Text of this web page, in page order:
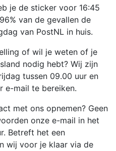
je de sticker voor 16:45
van de gevallen de
van PostNL in huis.
of wil je weten of je
nodig hebt? Wij zijn
tussen 09.00 uur en
e-mail te bereiken.
met ons opnemen? Geen
onze e-mail in het
Betreft het een
wij voor je klaar via de